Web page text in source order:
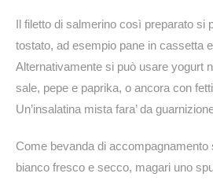
Il filetto di salmerino così preparato si
tostato, ad esempio pane in cassetta
Alternativamente si può usare yogurt
sale, pepe e paprika, o ancora con
Un’insalatina mista fara’ da
Come bevanda di
bianco fresco e secco, magari uno